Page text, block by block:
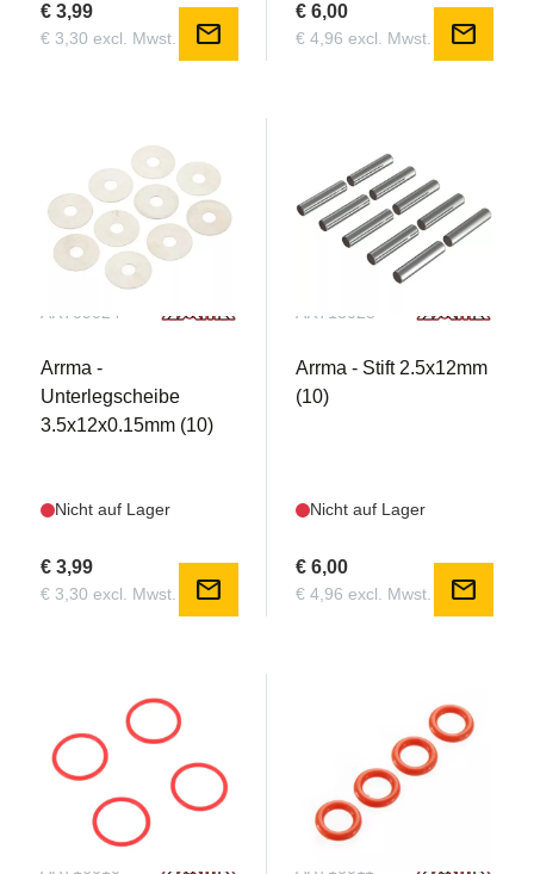
€ 3,99
€ 3,30 excl. Mwst. mail
€ 6,00
€ 4,96 excl. Mwst. mail
AR709024
Arrma -
Unterlegscheibe
3.5x12x0.15mm (10)
Nicht auf Lager
€ 3,99
€ 3,30 excl. Mwst. mail
AR713028
Arrma - Stift 2.5x12mm
(10)
Nicht auf Lager
€ 6,00
€ 4,96 excl. Mwst. mail
AR716010 AR716011